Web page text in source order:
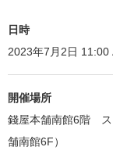
日時
2023年7月2日 11:00
開催場所
錢屋本舗南館6階 ス
舗南館6F）